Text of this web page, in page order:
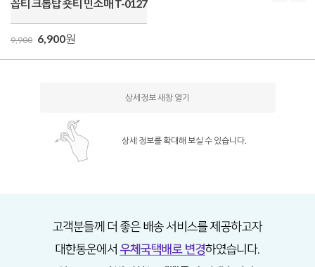
꼽티 크롭탑 숏티 민소매 T-0127
9,900 6,900원
상세정보 새창 열기
상세 정보를 확대해 보실 수 있습니다.